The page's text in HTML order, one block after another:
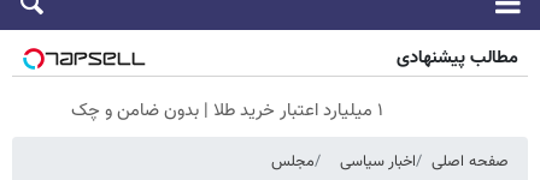
مطالب پیشنهادی
۱ میلیارد اعتبار خرید طلا | بدون ضامن و چک
صفحه اصلی اخبار سیاسی مجلس